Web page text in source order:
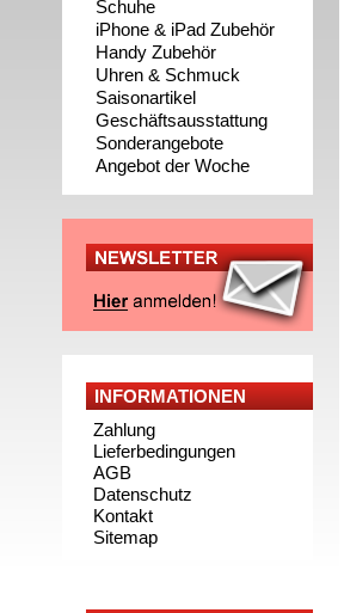
Schuhe
iPhone & iPad Zubehör
Handy Zubehör
Uhren & Schmuck
Saisonartikel
Geschäftsausstattung
Sonderangebote
Angebot der Woche
INFORMATIONEN
Zahlung
Lieferbedingungen
AGB
Datenschutz
Kontakt
Sitemap